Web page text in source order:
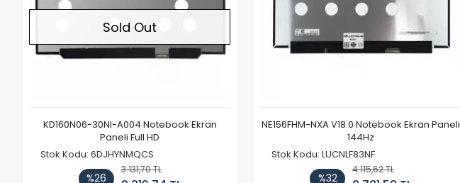
Sold Out
KD160N06-30NI-A004 Notebook Ekran
Paneli Full HD
Stok Kodu: 6DJHYNMQCS
%26
3.131,70 TL
NE156FHM-NXA V18.0 Notebook Ekran Paneli
144Hz
Stok Kodu: LUCNLF83NF
%32
4.115,62 TL